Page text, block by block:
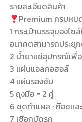
รายละเอียดสินค้า
Premium ครบหม
1 กระเป๋าบรรจุของไซ
อนาคตสามารถประยุก
2 น้ำยาแช่อุปกรณ์เพื่
3 แผ่นแอลกอฮอล์
4 แผ่นรองซับ
5 ถุงมือ = 2 คู่
6 ชุดทำแผล : ก๊อซแล
7 เชือกมัดรก